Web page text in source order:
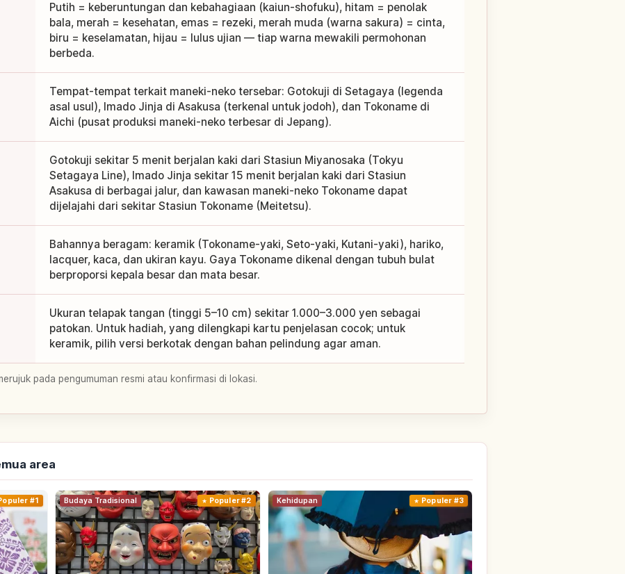
Putih = keberuntungan dan kebahagiaan (kaiun-shofuku), hitam = penolak
bala, merah = kesehatan, emas = rezeki, merah muda (warna sakura) = cinta,
biru = keselamatan, hijau = lulus ujian — tiap warna mewakili permohonan
berbeda.
Tempat-tempat terkait maneki-neko tersebar: Gotokuji di Setagaya (legenda
asal usul), Imado Jinja di Asakusa (terkenal untuk jodoh), dan Tokoname di
Aichi (pusat produksi maneki-neko terbesar di Jepang).
Gotokuji sekitar 5 menit berjalan kaki dari Stasiun Miyanosaka (Tokyu
Setagaya Line), Imado Jinja sekitar 15 menit berjalan kaki dari Stasiun
Asakusa di berbagai jalur, dan kawasan maneki-neko Tokoname dapat
dijelajahi dari sekitar Stasiun Tokoname (Meitetsu).
Bahannya beragam: keramik (Tokoname-yaki, Seto-yaki, Kutani-yaki), hariko,
lacquer, kaca, dan ukiran kayu. Gaya Tokoname dikenal dengan tubuh bulat
berproporsi kepala besar dan mata besar.
Ukuran telapak tangan (tinggi 5–10 cm) sekitar 1.000–3.000 yen sebagai
patokan. Untuk hadiah, yang dilengkapi kartu penjelasan cocok; untuk
keramik, pilih versi berkotak dengan bahan pelindung agar aman.
pada pengumuman resmi atau konfirmasi di lokasi.
area
#1 Budaya Tradisional Populer #2 Kehidupan Populer #3